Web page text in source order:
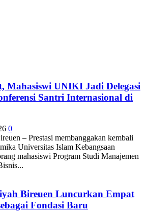
Mahasiswi UNIKI Jadi Delegasi
Santri Internasional di
0
– Prestasi membanggakan kembali
Universitas Islam Kebangsaan
mahasiswi Program Studi Manajemen
Bireuen Luncurkan Empat
Fondasi Baru